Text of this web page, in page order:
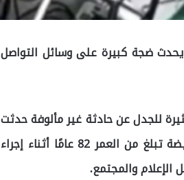
ضجة كبيرة على وسائل التواصل
للجدل عن حادثة غير مألوفة حدثت
في أحد المستشفيات الصينية. حيث قام طبيب بتوجيه لكمة لمريضة تبلغ من العمر 82 عامًا أثناء إجراء
والمجتمع.